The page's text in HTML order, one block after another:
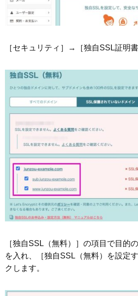
［セキュリティ］→［独自SSL証明
［独自SSL（無料）］の項目で目的
を入れ、［独自SSL（無料）を設定
クします。